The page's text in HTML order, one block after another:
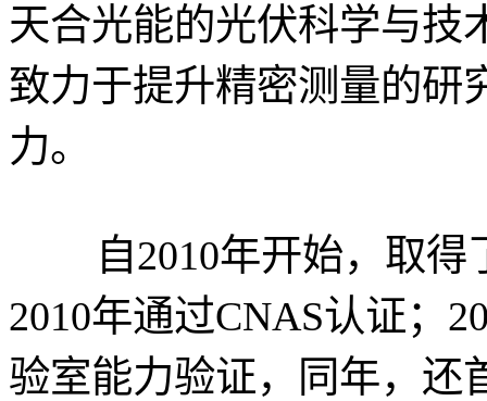
天合光能的光伏科学与技
致力于提升精密测量的研
力。
自2010年开始，取得
2010年通过CNAS认证；
验室能力验证，同年，还